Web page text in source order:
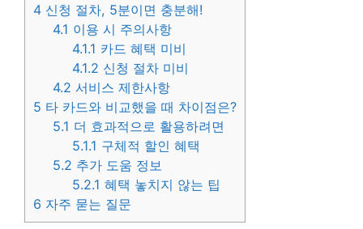
4 신청 절차, 5분이면 충분해!
4.1 이용 시 주의사항
4.1.1 카드 혜택 미비
4.1.2 신청 절차 미비
4.2 서비스 제한사항
5 타 카드와 비교했을 때 차이점은?
5.1 더 효과적으로 활용하려면
5.1.1 구체적 할인 혜택
5.2 추가 도움 정보
5.2.1 혜택 놓치지 않는 팁
6 자주 묻는 질문